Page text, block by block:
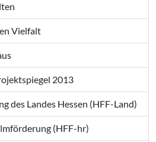
Vielfalt
2013
des Landes Hessen (HFF-Land)
(HFF-hr)